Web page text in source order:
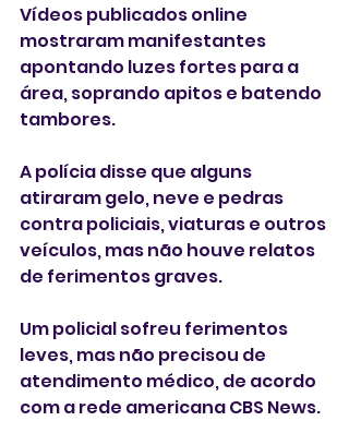
Vídeos publicados online
mostraram manifestantes
apontando luzes fortes para a
área, soprando apitos e batendo
tambores.
A polícia disse que alguns
atiraram gelo, neve e pedras
contra policiais, viaturas e outros
veículos, mas não houve relatos
de ferimentos graves.
Um policial sofreu ferimentos
leves, mas não precisou de
atendimento médico, de acordo
com a rede americana CBS News.